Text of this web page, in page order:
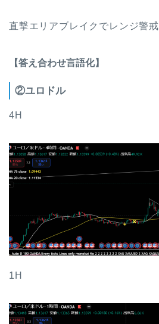
直撃エリアブレイクでレンジ警
【答え合わせ言語化】
②ユロドル
4H
1H